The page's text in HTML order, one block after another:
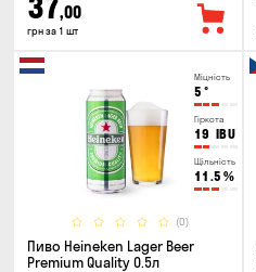
,00
грн за 1 шт
Міцність
5 °
Гіркота
19 IBU
Щільність
11.5 %
(0)
Пиво Heineken Lager Beer
Premium Quality 0.5л